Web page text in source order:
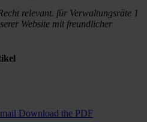
relevant. für Verwaltungsräte 1
Website mit freundlicher
Download the PDF